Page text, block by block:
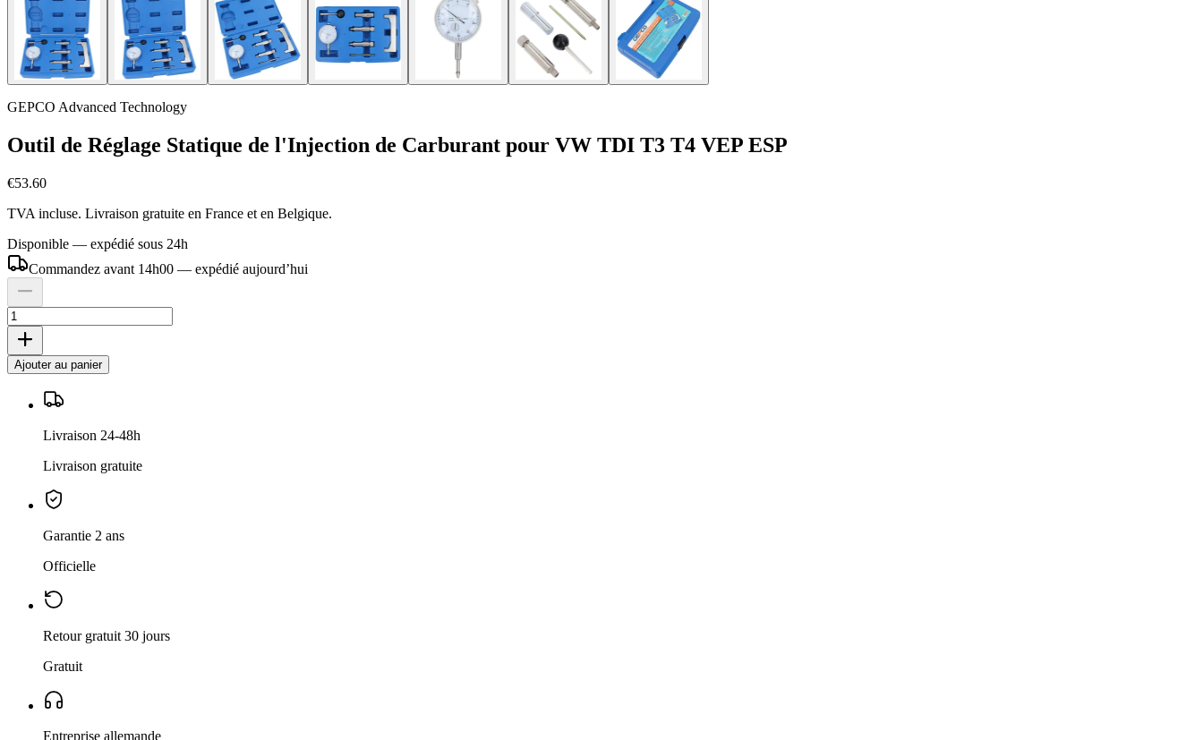
GEPCO Advanced Technology
Outil de Réglage Statique de l'Injection de Carburant pour VW TDI T3 T4 VEP ESP
€53.60
TVA incluse. Livraison gratuite en France et en Belgique.
Disponible — expédié sous 24h
Commandez avant 14h00 — expédié aujourd’hui
Ajouter au panier
Livraison 24-48h
Livraison gratuite
Garantie 2 ans
Officielle
Retour gratuit 30 jours
Gratuit
Entreprise allemande